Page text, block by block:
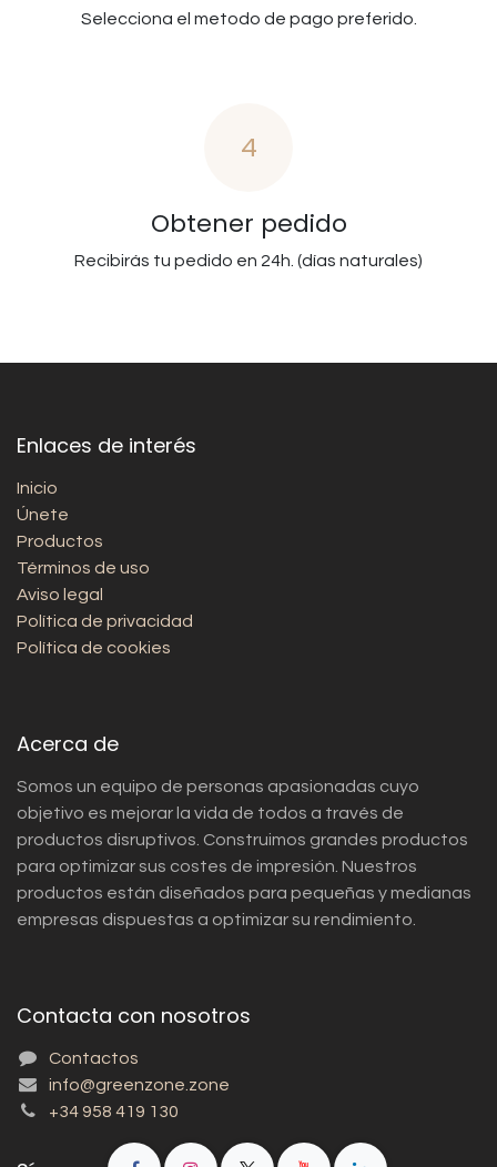
Selecciona el metodo de pago preferido.
4
Obtener pedido
Recibirás tu pedido en 24h. (días naturales)
Enlaces de interés
Inicio
Únete
Productos
Términos de uso
Aviso legal
Política de privacidad
Política de cookies
Acerca de
Somos un equipo de personas apasionadas cuyo
objetivo es mejorar la vida de todos a través de
productos disruptivos. Construimos grandes productos
para optimizar sus costes de impresión. Nuestros
productos están diseñados para pequeñas y medianas
empresas dispuestas a optimizar su rendimiento.
Contacta con nosotros
Contactos
info@greenzone.zone
+34 958 419 130